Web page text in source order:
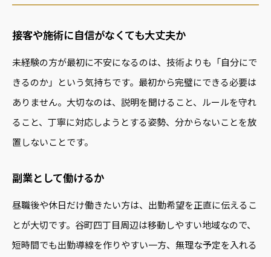
接客や施術に自信がなくても大丈夫か
未経験の方が最初に不安になるのは、技術よりも「自分にで
きるのか」という気持ちです。最初から完璧にできる必要は
ありません。大切なのは、説明を聞けること、ルールを守れ
ること、丁寧に対応しようとする姿勢、分からないことを放
置しないことです。
副業として働けるか
昼職後や休日だけ働きたい方は、出勤希望を正直に伝えるこ
とが大切です。谷町四丁目周辺は移動しやすい地域なので、
短時間でも出勤導線を作りやすい一方、無理な予定を入れる